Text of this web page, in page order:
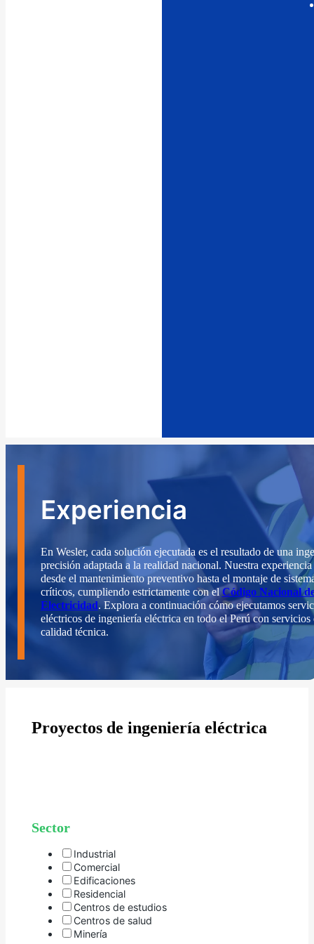
Experiencia
En Wesler, cada solución ejecutada es el resultado de una
precisión adaptada a la realidad nacional. Nuestra experiencia
desde el mantenimiento preventivo hasta el montaje de
críticos, cumpliendo estrictamente con elCódigo Nacional
Electricidad. Explora a continuación cómo ejecutamos
eléctricos de ingeniería eléctrica en todo el Perú con servicios
calidad técnica.
Proyectos de ingeniería eléctrica
Sector
Industrial
Comercial
Edificaciones
Residencial
Centros de estudios
Centros de salud
Minería